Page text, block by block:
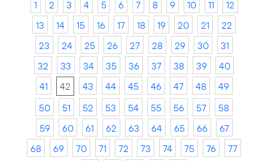
1 2 3 4 5 6 7 8 9 10 11
12
13
14 15 16 17 18 19 20 21
22
23
24 25 26 27 28 29 30
31
32
33 34 35 36 37 38 39
40
41
42 43 44 45 46 47 48
49
50
51 52 53 54 55 56 57
58
59
60 61 62 63 64 65 66
67
68
69 70 71 72 73 74 75 76
77